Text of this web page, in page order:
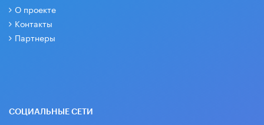
О проекте
Контакты
Партнеры
СОЦИАЛЬНЫЕ СЕТИ